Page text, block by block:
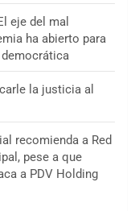
eje del mal
ha abierto para
la justicia al
recomienda a Red
pese a que
a PDV Holding